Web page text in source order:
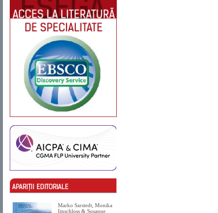
Marko Sarstedt, Monika
Imschloss & Susanne